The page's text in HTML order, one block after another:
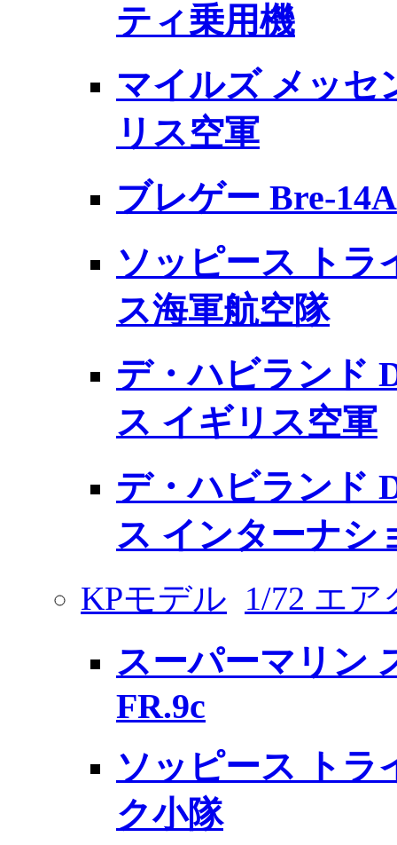
ティ乗用機
マイルズ メッセ
リス空軍
ブレゲー Bre-
ソッピース トラ
ス海軍航空隊
デ・ハビランド
ス イギリス空軍
デ・ハビランド
ス インターナシ
KPモデル 1/72 エ
スーパーマリン
FR.9c
ソッピース トラ
ク小隊